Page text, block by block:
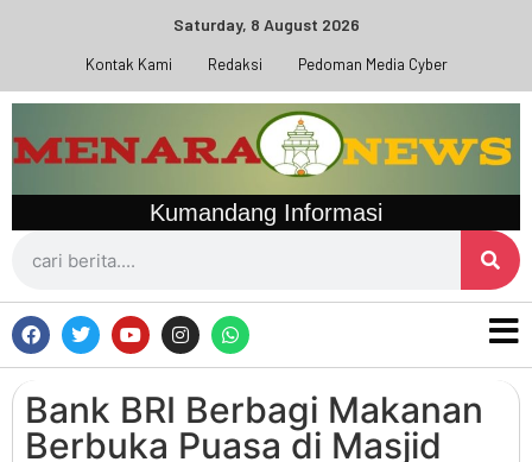
Saturday, 8 August 2026
Kontak Kami Redaksi Pedoman Media Cyber
Kumandang Informasi
Bank BRI Berbagi Makanan
Berbuka Puasa di Masjid